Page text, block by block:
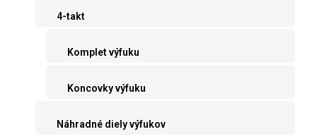
4-takt
Komplet výfuku
Koncovky výfuku
Náhradné diely výfukov